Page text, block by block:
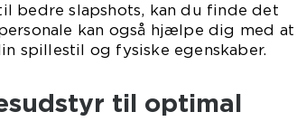
bedre slapshots, kan du finde det
kan også hjælpe dig med at
spillestil og fysiske egenskaber.
til optimal